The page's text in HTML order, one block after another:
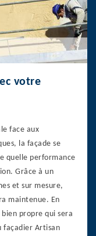
votre
face aux
la façade se
quelle performance
Grâce à un
et sur mesure,
maintenue. En
bien propre qui sera
façadier Artisan